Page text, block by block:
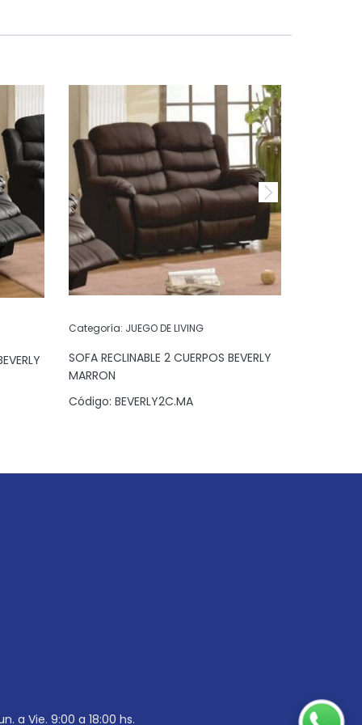
Categoría: JUEGO DE LIVING
SOFA RECLINABLE 2 CUERPOS BEVERLY
MARRON
Código: BEVERLY2C.MA
a Vie. 9:00 a 18:00 hs.